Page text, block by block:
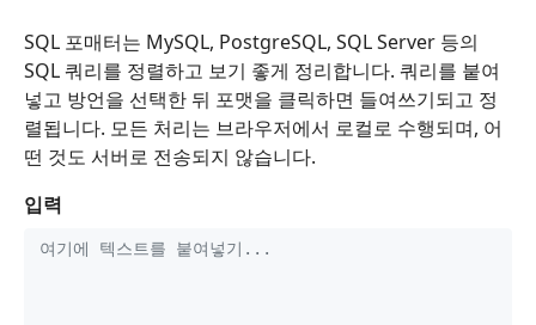
SQL 포매터는 MySQL, PostgreSQL, SQL Server 등의
SQL 쿼리를 정렬하고 보기 좋게 정리합니다. 쿼리를 붙여
넣고 방언을 선택한 뒤 포맷을 클릭하면 들여쓰기되고 정
렬됩니다. 모든 처리는 브라우저에서 로컬로 수행되며, 어
떤 것도 서버로 전송되지 않습니다.
입력